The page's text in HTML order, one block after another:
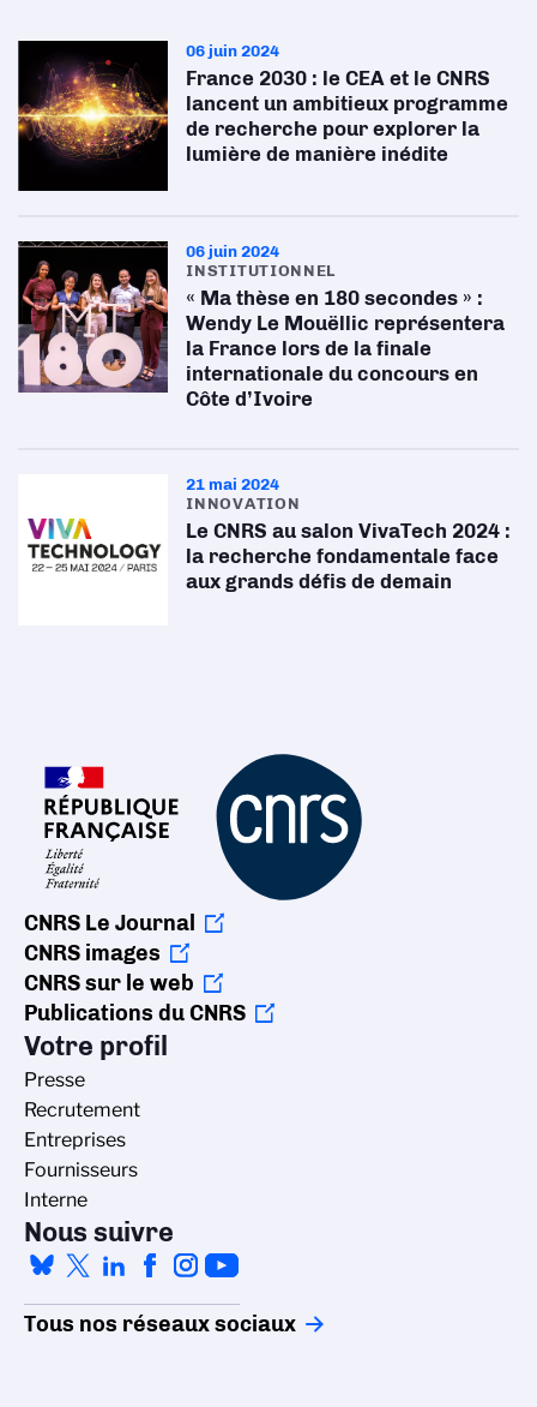
06 juin 2024
France 2030 : le CEA et le CNRS
lancent un ambitieux programme
de recherche pour explorer la
lumière de manière inédite
06 juin 2024
INSTITUTIONNEL
« Ma thèse en 180 secondes » :
Wendy Le Mouëllic représentera
la France lors de la finale
internationale du concours en
Côte d’Ivoire
21 mai 2024
INNOVATION
Le CNRS au salon VivaTech 2024 :
la recherche fondamentale face
aux grands défis de demain
CNRS Le Journal
CNRS images
CNRS sur le web
Publications du CNRS
Votre profil
Presse
Recrutement
Entreprises
Fournisseurs
Interne
Nous suivre
Tous nos réseaux sociaux